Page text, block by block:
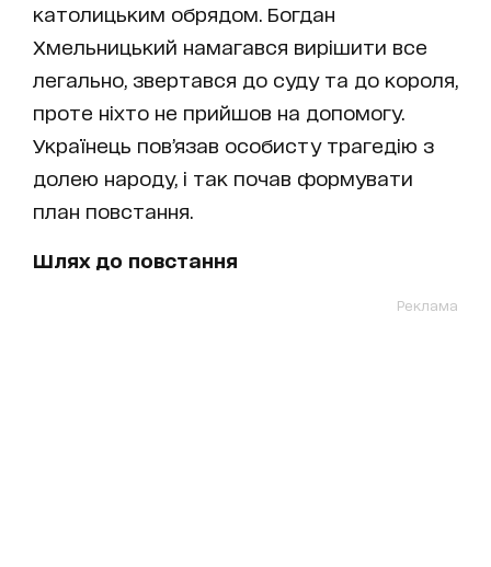
католицьким обрядом. Богдан
Хмельницький намагався вирішити все
легально, звертався до суду та до короля,
проте ніхто не прийшов на допомогу.
Українець пов’язав особисту трагедію з
долею народу, і так почав формувати
план повстання.
Шлях до повстання
Реклама